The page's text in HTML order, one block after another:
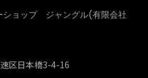
ショップ ジャングル(有限会社
区日本橋3-4-16